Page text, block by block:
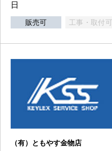
日
販売可 工事・取付可
（有）ともやす金物店